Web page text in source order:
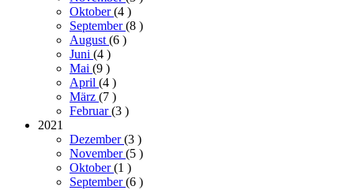
Oktober(4 )
September(8 )
August(6 )
Juni (4 )
Mai (9 )
April (4 )
März (7 )
Februar(3 )
2021
Dezember(3 )
November(5 )
Oktober(1 )
September(6 )